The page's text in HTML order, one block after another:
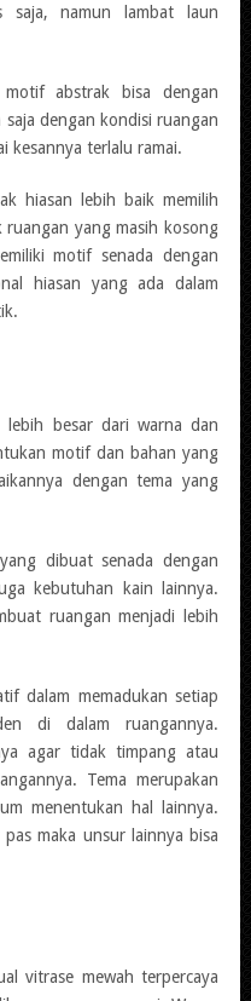
saja, namun lambat laun
abstrak bisa dengan
dengan kondisi ruangan
kesannya terlalu ramai.
hiasan lebih baik memilih
yang masih kosong
motif senada dengan
hiasan yang ada dalam
lebih besar dari warna dan
motif dan bahan yang
dengan tema yang
dibuat senada dengan
kebutuhan kain lainnya.
ruangan menjadi lebih
dalam memadukan setiap
di dalam ruangannya.
agar tidak timpang atau
Tema merupakan
menentukan hal lainnya.
maka unsur lainnya bisa
vitrase mewah terpercaya